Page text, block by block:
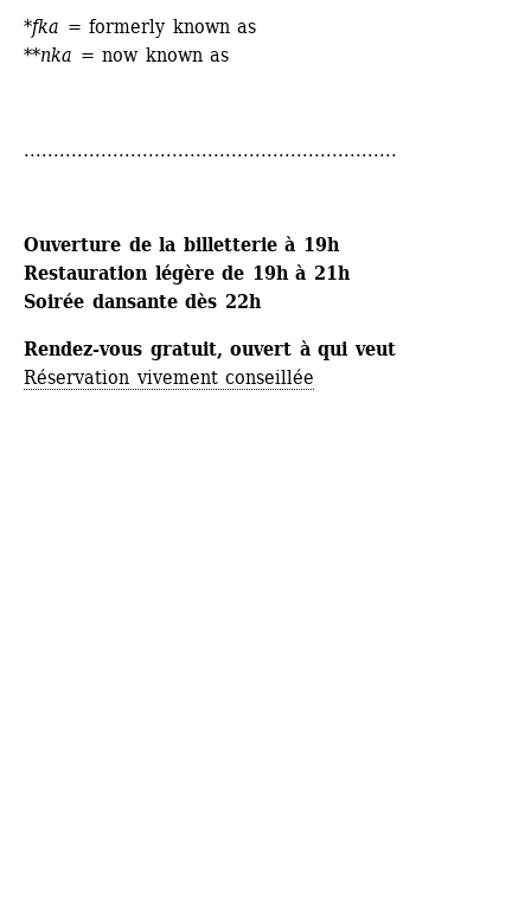
*fka = formerly known as
**nka = now known as
...............................................................
Ouverture de la billetterie à 19h
Restauration légère de 19h à 21h
Soirée dansante dès 22h
Rendez-vous gratuit, ouvert à qui veut
Réservation vivement conseillée